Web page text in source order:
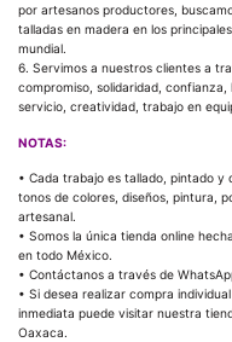
por artesanos productores,
talladas en madera en los
mundial.
6. Servimos a nuestros clientes a
compromiso, solidaridad,
servicio, creatividad, trabajo en
NOTAS:
• Cada trabajo es tallado, pintado y
tonos de colores, diseños, pintura,
artesanal.
• Somos la única tienda online
en todo México.
• Contáctanos a través de
• Si desea realizar compra
inmediata puede visitar nuestra
Oaxaca.